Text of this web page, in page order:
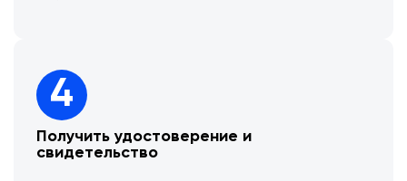
4
Получить удостоверение и
свидетельство